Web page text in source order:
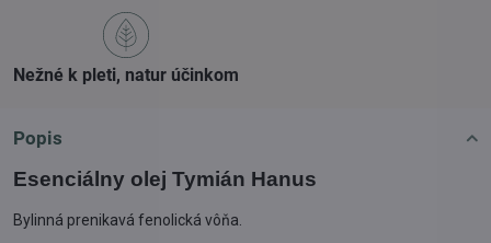
Nežné k pleti, natur účinkom
Popis
Esenciálny olej Tymián Hanus
Bylinná prenikavá fenolická vôňa.